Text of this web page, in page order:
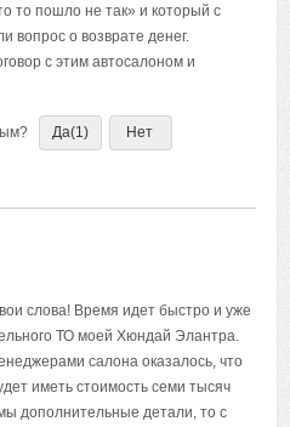
то пошло не так» и который с
вопрос о возврате денег.
с этим автосалоном и
Да(1) Нет
слова! Время идет быстро и уже
ТО моей Хюндай Элантра.
салона оказалось, что
иметь стоимость семи тысяч
дополнительные детали, то с